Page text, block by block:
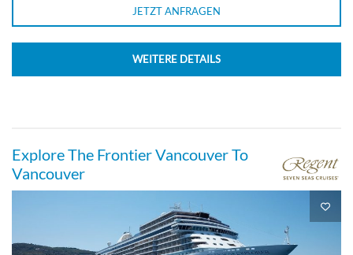
JETZT ANFRAGEN
WEITERE DETAILS
Explore The Frontier Vancouver To
Vancouver